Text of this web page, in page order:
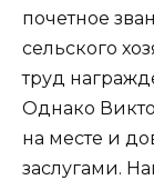
почетное
сельского
труд
Однако
на месте и
заслугами.